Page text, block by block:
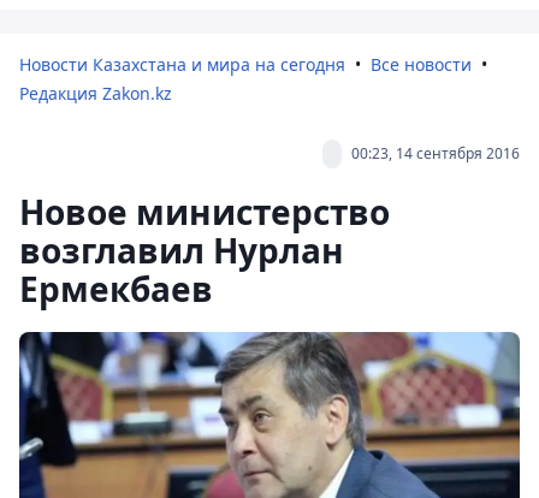
Новости Казахстана и мира на сегодня
Все новости
Редакция Zakon.kz
00:23, 14 сентября 2016
Новое министерство
возглавил Нурлан
Ермекбаев